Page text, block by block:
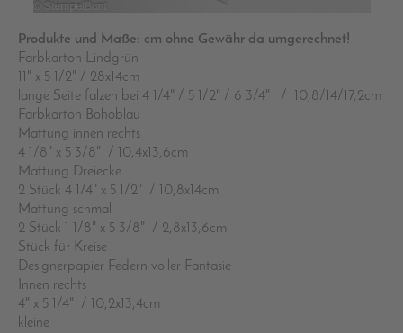
Produkte und Maße: cm ohne Gewähr da umgerechnet!
Farbkarton Lindgrün
11" x 5 1/2" / 28x14cm
lange Seite falzen bei 4 1/4" / 5 1/2" / 6 3/4" / 10,8/14/17,2cm
Farbkarton Bohoblau
Mattung innen rechts
4 1/8" x 5 3/8" / 10,4x13,6cm
Mattung Dreiecke
2 Stück 4 1/4" x 5 1/2" / 10,8x14cm
Mattung schmal
2 Stück 1 1/8" x 5 3/8" / 2,8x13,6cm
Stück für Kreise
Designerpapier Federn voller Fantasie
Innen rechts
4" x 5 1/4" / 10,2x13,4cm
kleine